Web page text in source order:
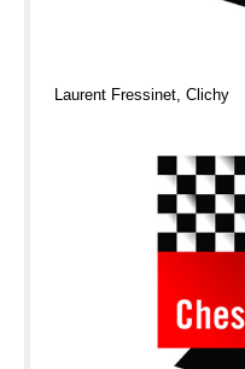
Laurent Fressinet, Clichy